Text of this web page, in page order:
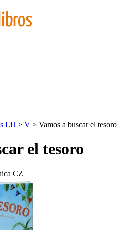
LIJ > V > Vamos a buscar el tesoro
el tesoro
CZ